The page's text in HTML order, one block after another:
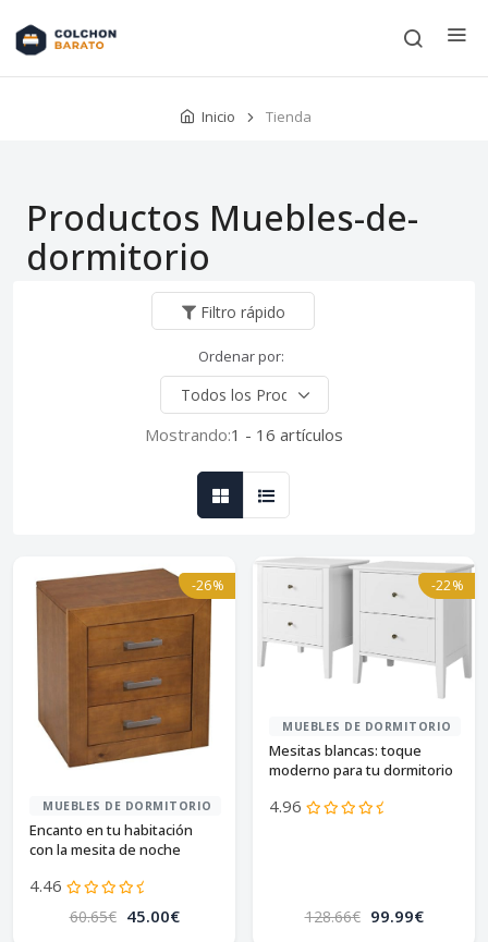
Inicio Tienda
Productos Muebles-de-
dormitorio
Filtro rápido
Ordenar por:
Mostrando:1 - 16 artículos
-26%
MUEBLES DE DORMITORIO
Encanto en tu habitación
con la mesita de noche
4.46
60.65€ 45.00€
-22%
MUEBLES DE DORMITORIO
Mesitas blancas: toque
moderno para tu dormitorio
4.96
128.66€ 99.99€